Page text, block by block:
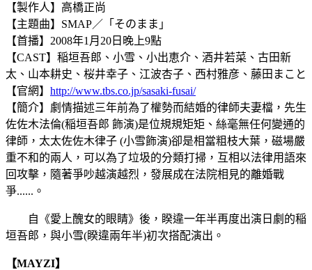
【製作人】高橋正尚
【主題曲】SMAP／「そのまま」
【首播】2008年1月20日晚上9點
【CAST】稲垣吾郎、小雪、小出恵介、酒井若菜、古田新
太、山本耕史、桜井幸子、江波杏子、西村雅彦、藤田まこと
【官網】 http://www.tbs.co.jp/sasaki-fusai/
【簡介】劇情描述三年前為了權勢而結婚的律師夫妻檔，先生
佐佐木法倫(稲垣吾郎 飾演)是位規規矩矩、絲毫無任何變通的
律師，太太佐佐木律子 (小雪飾演)卻是相當粗枝大葉，磁場嚴
重不和的兩人，可以為了垃圾的分類打掃，互相以法律用語來
回攻擊，隨著爭吵越演越烈，發展成在法院相見的離婚戰
爭......。
自《愛上醜女的眼睛》後，睽違一年半再度出演日劇的稲
垣吾郎，與小雪(睽違兩年半)初次搭配演出。
【MAYZI】